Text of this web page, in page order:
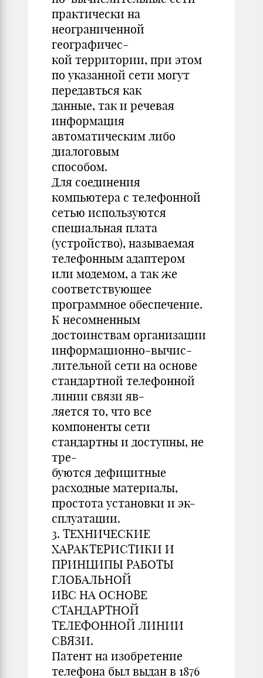
практически на
неограниченной
географичес-
кой территории, при этом
по указанной сети могут
передавться как
данные, так и речевая
информация
автоматическим либо
диалоговым
способом.
Для соединения
компьютера с телефонной
сетью используются
специальная плата
(устройство), называемая
телефонным адаптером
или модемом, а так же
соответствующее
программное обеспечение.
К несомненным
достоинствам организации
информационно-вычис-
лительной сети на основе
стандартной телефонной
линии связи яв-
ляется то, что все
компоненты сети
стандартны и доступны, не
тре-
буются дефицитные
расходные материалы,
простота установки и эк-
сплуатации.
3. ТЕХНИЧЕСКИЕ
ХАРАКТЕРИСТИКИ И
ПРИНЦИПЫ РАБОТЫ
ГЛОБАЛЬНОЙ
ИВС НА ОСНОВЕ
СТАНДАРТНОЙ
ТЕЛЕФОННОЙ ЛИНИИ
СВЯЗИ.
Патент на изобретение
телефона был выдан в 1876